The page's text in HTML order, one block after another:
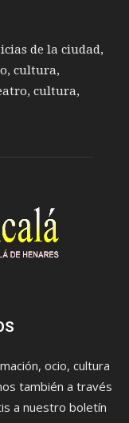
de la ciudad,
cultura,
cultura,
ocio, cultura
también a través
a nuestro boletín